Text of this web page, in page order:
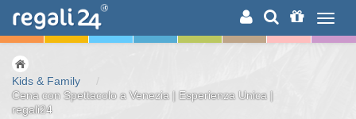
RICERCA
Kids & Family
/
Cena con Spettacolo a Venezia | Esperienza Unica |
regali24